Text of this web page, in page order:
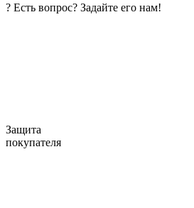
? Есть вопрос? Задайте его нам!
Защита
покупателя